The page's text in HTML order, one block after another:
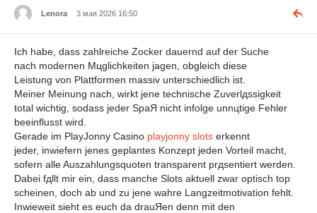
Lenora 3 мая 2026 16:50
Ich habe, dass zahlreiche Zocker dauernd auf der Suche
nach modernen Mцglichkeiten jagen, obgleich diese
Leistung von Plattformen massiv unterschiedlich ist.
Meiner Meinung nach, wirkt jene technische Zuverlдssigkeit
total wichtig, sodass jeder SpaЯ nicht infolge unnцtige Fehler
beeinflusst wird.
Gerade im PlayJonny Casino playjonny slots erkennt
jeder, inwiefern jenes geplantes Konzept jeden Vorteil macht,
sofern alle Auszahlungsquoten transparent prдsentiert werden.
Dabei fдllt mir ein, dass manche Slots aktuell zwar optisch top
scheinen, doch ab und zu jene wahre Langzeitmotivation fehlt.
Inwieweit sieht es euch da drauЯen denn mit den